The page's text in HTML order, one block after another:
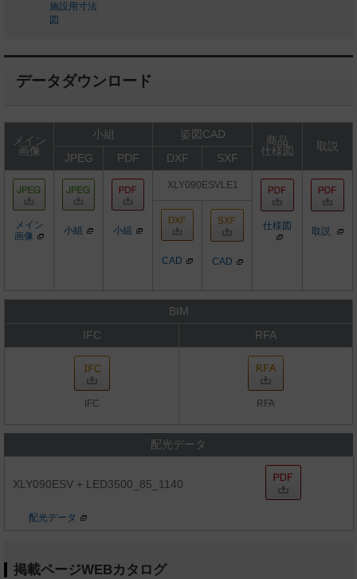
施設用寸法
図
データダウンロード
メイン
画像
小組 姿図CAD
商品
仕様図
取説
JPEG
PDF DXF SXF
メイン
画像
小組 小組
XLY090ESVLE1
仕様図 取説
CAD CAD
BIM
IFC
RFA
IFC RFA
配光データ
XLY090ESV + LED3500_85_1140
配光データ
掲載ページWEBカタログ